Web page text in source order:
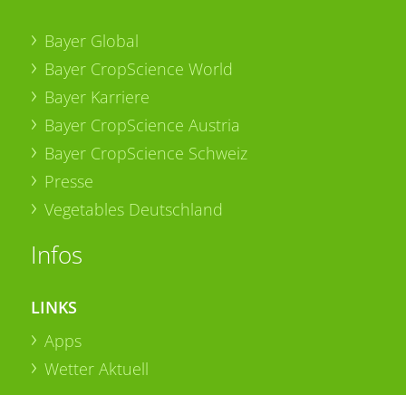
Bayer Global
Bayer CropScience World
Bayer Karriere
Bayer CropScience Austria
Bayer CropScience Schweiz
Presse
Vegetables Deutschland
Infos
LINKS
Apps
Wetter Aktuell